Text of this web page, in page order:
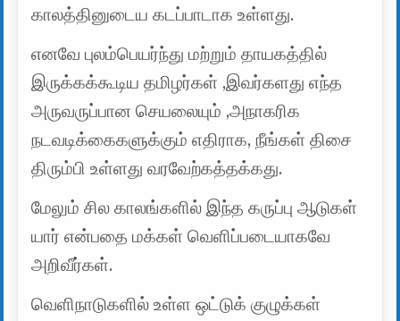
காலத்தினுடைய கடப்பாடாக உள்ளது.
எனவே புலம்பெயர்ந்து மற்றும் தாயகத்தில்
இருக்கக்கூடிய தமிழர்கள் ,இவர்களது எந்த
அருவருப்பான செயலையும் ,அநாகரிக
நடவடிக்கைகளுக்கும் எதிராக, நீங்கள் திசை
திரும்பி உள்ளது வரவேற்கத்தக்கது.
மேலும் சில காலங்களில் இந்த கருப்பு ஆடுகள்
யார் என்பதை மக்கள் வெளிப்படையாகவே
அறிவீர்கள்.
வெளிநாடுகளில் உள்ள ஒட்டுக் குழுக்கள்